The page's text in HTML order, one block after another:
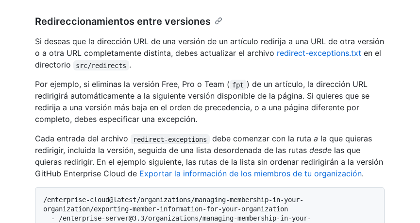
Redireccionamientos entre versiones
Si deseas que la dirección URL de una versión de un artículo redirija a una URL de otra versión
o a otra URL completamente distinta, debes actualizar el archivo redirect-exceptions.txt en el
directorio
src/redirects .
Por ejemplo, si eliminas la versión Free, Pro o Team ( fpt ) de un artículo, la dirección URL
redirigirá automáticamente a la siguiente versión disponible de la página. Si quieres que se
redirija a una versión más baja en el orden de precedencia, o a una página diferente por
completo, debes especificar una excepción.
Cada entrada del archivo
redirect-exceptions debe comenzar con la ruta a la que quieras
redirigir, incluida la versión, seguida de una lista desordenada de las rutas desde las que
quieras redirigir. En el ejemplo siguiente, las rutas de la lista sin ordenar redirigirán a la versión
GitHub Enterprise Cloud de Exportar la información de los miembros de tu organización.
/enterprise-cloud@latest/organizations/managing-membership-in-your-
organization/exporting-member-information-for-your-organization